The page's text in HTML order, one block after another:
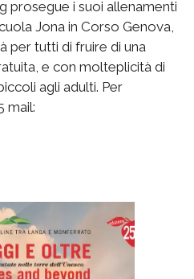
prosegue i suoi allenamenti
Jona in Corso Genova,
per tutti di fruire di una
e con molteplicità di
agli adulti. Per
mail: